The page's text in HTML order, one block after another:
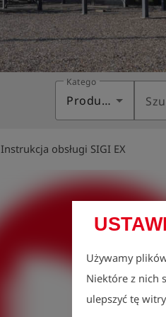
Używamy
Niektóre z nich
ulepszyć tę
Kategoria
Produkty
Instrukcja obsługi SIGI EX